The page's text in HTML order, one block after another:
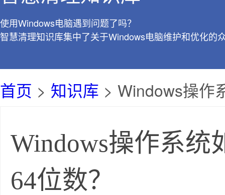
使用Windows电脑遇到问题了吗？
智慧清理知识库集中了关于Windows电脑维护和优化的
首页 > 知识库 > Windows操作
Windows操作系统
64位数？